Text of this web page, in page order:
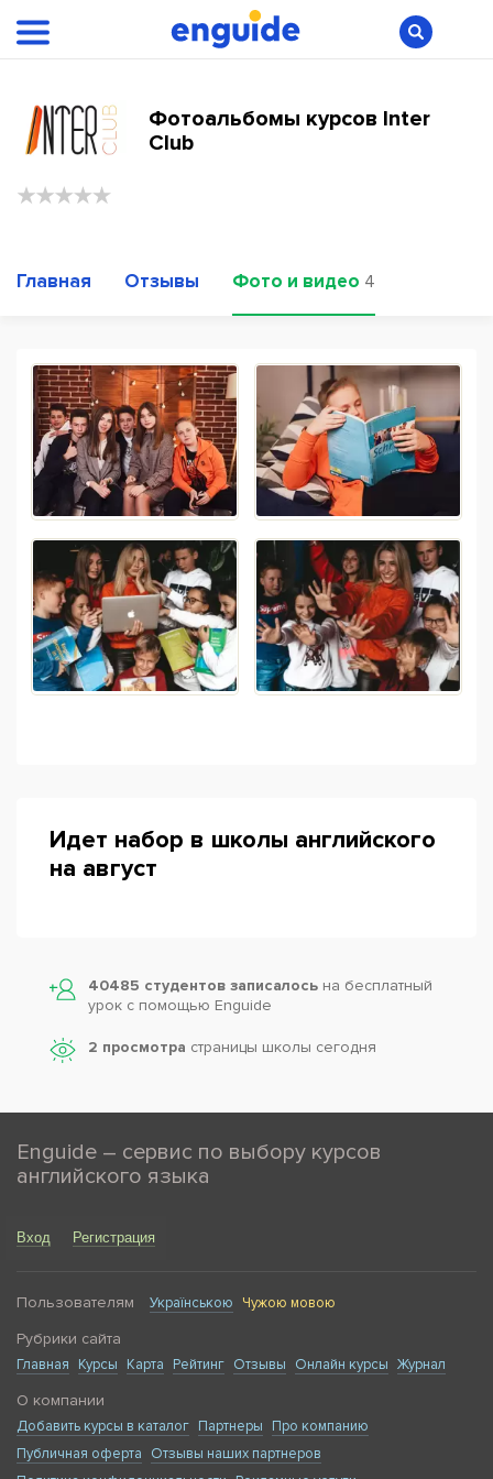
Фотоальбомы курсов Inter
Club
Главная Отзывы Фото и видео 4
Идет набор в школы английского
на август
40485 студентов записалось на бесплатный
урок с помощью Enguide
2 просмотра страницы школы сегодня
Enguide – сервис по выбору курсов
английского языка
Вход Регистрация
Пользователям Українською Чужою мовою
Рубрики сайта
Главная Курсы Карта Рейтинг Отзывы Онлайн курсы Журнал
О компании
Добавить курсы в каталог Партнеры
Про компанию
Публичная оферта
Отзывы наших партнеров